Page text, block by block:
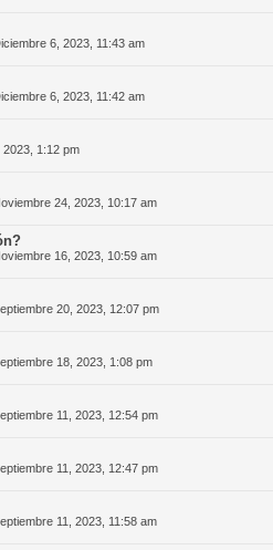
6, 2023, 11:43 am
6, 2023, 11:42 am
2023, 1:12 pm
24, 2023, 10:17 am
16, 2023, 10:59 am
20, 2023, 12:07 pm
18, 2023, 1:08 pm
11, 2023, 12:54 pm
11, 2023, 12:47 pm
11, 2023, 11:58 am